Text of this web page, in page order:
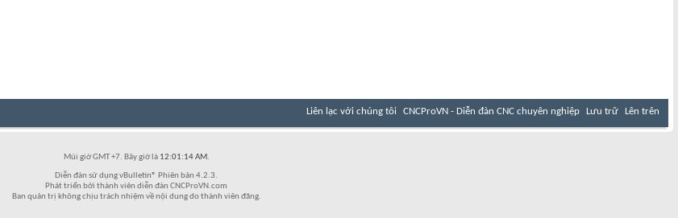
Liên lạc với chúng tôi CNCProVN - Diễn đàn CNC chuyên nghiệp Lưu trữ Lên trên
Múi giờ GMT +7. Bây giờ là 12:01:14 AM.
Diễn đàn sử dụng vBulletin® Phiên bản 4.2.3.
Phát triển bởi thành viên diễn đàn CNCProVN.com
Ban quản trị không chịu trách nhiệm về nội dung do thành viên đăng.